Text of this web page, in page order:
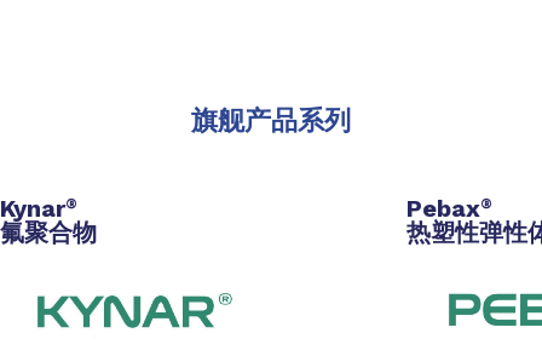
旗舰产品系列
Kynar®
氟聚合物
Pebax®
热塑性弹性